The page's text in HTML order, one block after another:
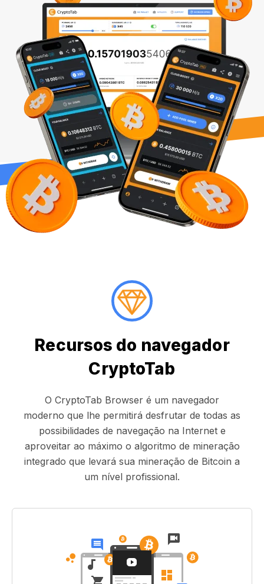
Recursos do navegador
CryptoTab
O CryptoTab Browser é um navegador
moderno que lhe permitirá desfrutar de todas as
possibilidades de navegação na Internet e
aproveitar ao máximo o algoritmo de mineração
integrado que levará sua mineração de Bitcoin a
um nível profissional.